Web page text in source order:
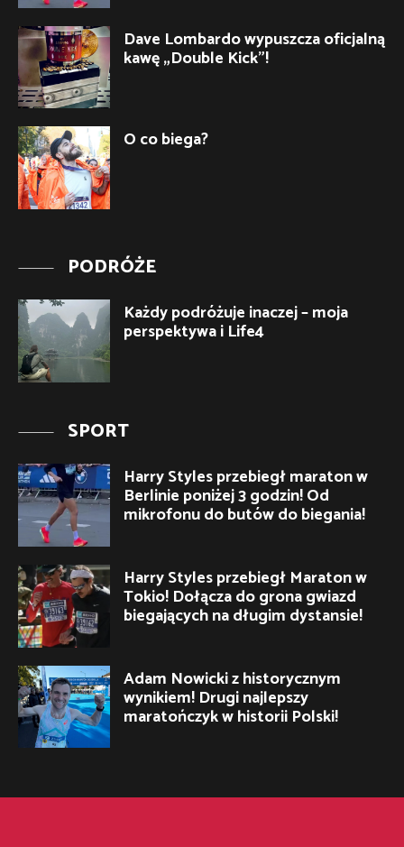
Dave Lombardo wypuszcza oficjalną
kawę „Double Kick”!
O co biega?
PODRÓŻE
Każdy podróżuje inaczej – moja
perspektywa i Life4
SPORT
Harry Styles przebiegł maraton w
Berlinie poniżej 3 godzin! Od
mikrofonu do butów do biegania!
Harry Styles przebiegł Maraton w
Tokio! Dołącza do grona gwiazd
biegających na długim dystansie!
Adam Nowicki z historycznym
wynikiem! Drugi najlepszy
maratończyk w historii Polski!